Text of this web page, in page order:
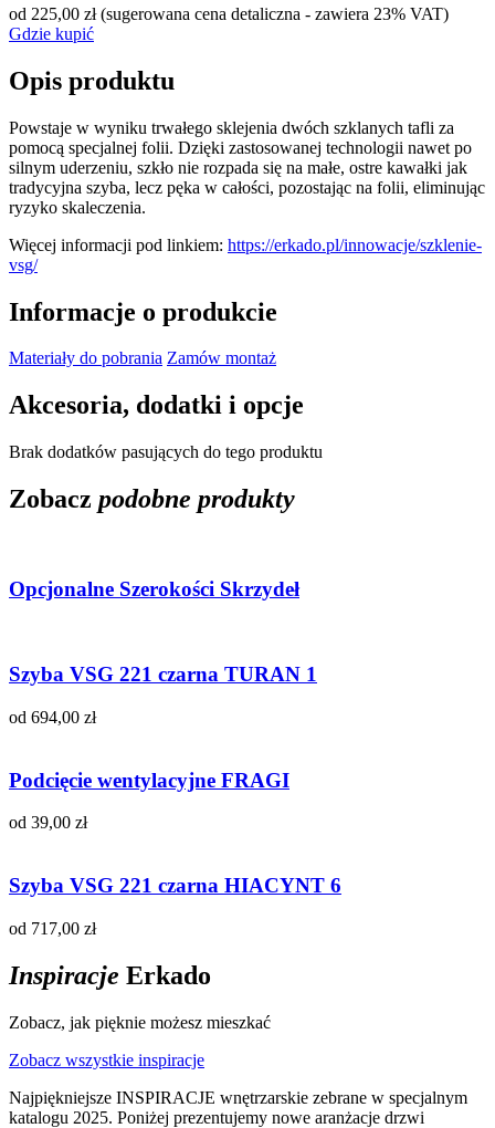
od 225,00 zł (sugerowana cena detaliczna - zawiera 23% VAT)
Gdzie kupić
Opis produktu
Powstaje w wyniku trwałego sklejenia dwóch szklanych tafli za
pomocą specjalnej folii. Dzięki zastosowanej technologii nawet po
silnym uderzeniu, szkło nie rozpada się na małe, ostre kawałki jak
tradycyjna szyba, lecz pęka w całości, pozostając na folii, eliminując
ryzyko skaleczenia.
Więcej informacji pod linkiem: https://erkado.pl/innowacje/szklenie-
vsg/
Informacje o produkcie
Materiały do pobrania Zamów montaż
Akcesoria, dodatki i opcje
Brak dodatków pasujących do tego produktu
Zobacz podobne produkty
Opcjonalne Szerokości Skrzydeł
Szyba VSG 221 czarna TURAN 1
od 694,00 zł
Podcięcie wentylacyjne FRAGI
od 39,00 zł
Szyba VSG 221 czarna HIACYNT 6
od 717,00 zł
Inspiracje Erkado
Zobacz, jak pięknie możesz mieszkać
Zobacz wszystkie inspiracje
Najpiękniejsze INSPIRACJE wnętrzarskie zebrane w specjalnym
katalogu 2025. Poniżej prezentujemy nowe aranżacje drzwi